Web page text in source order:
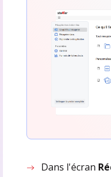
Dans l'écran